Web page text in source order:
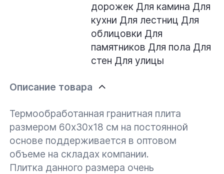
дорожек Для камина Для
кухни Для лестниц Для
облицовки Для
памятников Для пола Для
стен Для улицы
Описание товара
Термообработанная гранитная плита
размером 60х30х18 см на постоянной
основе поддерживается в оптовом
объеме на складах компании.
Плитка данного размера очень